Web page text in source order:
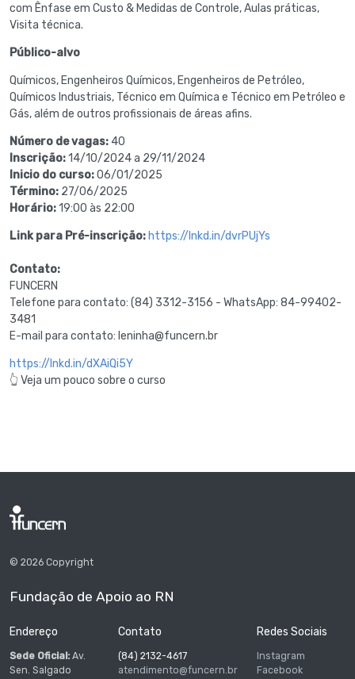
com Ênfase em Custo & Medidas de Controle, Aulas práticas,
Visita técnica.
Público-alvo
Químicos, Engenheiros Químicos, Engenheiros de Petróleo,
Químicos Industriais, Técnico em Química e Técnico em Petróleo e
Gás, além de outros profissionais de áreas afins.
Número de vagas: 40
Inscrição:14/10/2024 a 29/11/2024
Inicio do curso:06/01/2025
Término: 27/06/2025
Horário:19:00 às 22:00
Link para Pré-inscrição: https://lnkd.in/dvrPUjYs
Contato:
FUNCERN
Telefone para contato: (84) 3312-3156 - WhatsApp: 84-99402-
3481
E-mail para contato: leninha@funcern.br
https://lnkd.in/dXAiQi5Y
👆 Veja um pouco sobre o curso
© 2026 Copyright
Fundação de Apoio ao RN
Endereço
Sede Oficial: Av.
Sen. Salgado
Contato
(84) 2132-4617
atendimento@funcern.br
Redes Sociais
Instagram
Facebook